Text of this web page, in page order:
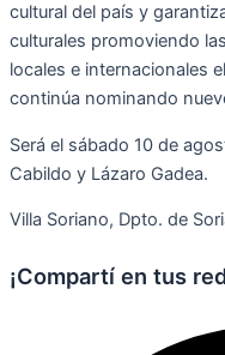
cultural del país y
culturales promoviendo
locales e internacionales
continúa nominando
Será el sábado 10 de
Cabildo y Lázaro Gadea.
Villa Soriano, Dpto. de
¡Compartí en tus